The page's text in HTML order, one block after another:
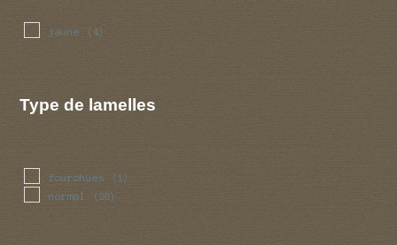
jaune (4)
Type de lamelles
fourchues (1)
normal (28)